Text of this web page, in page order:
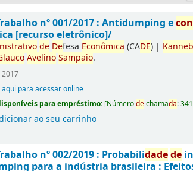
nº 001/2017 : Antidumping e
[recurso eletrônico]/
de Defesa Econômica (CADE) |
AvelinoSampaio.
2017
aqui para acessar online
para empréstimo: [Númerodechamada:
ao seu carrinho
nº 002/2019 : Probabilidadede
para a indústria brasileira :